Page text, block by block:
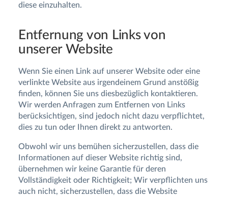
diese einzuhalten.
Entfernung von Links von
unserer Website
Wenn Sie einen Link auf unserer Website oder eine
verlinkte Website aus irgendeinem Grund anstößig
finden, können Sie uns diesbezüglich kontaktieren.
Wir werden Anfragen zum Entfernen von Links
berücksichtigen, sind jedoch nicht dazu verpflichtet,
dies zu tun oder Ihnen direkt zu antworten.
Obwohl wir uns bemühen sicherzustellen, dass die
Informationen auf dieser Website richtig sind,
übernehmen wir keine Garantie für deren
Vollständigkeit oder Richtigkeit; Wir verpflichten uns
auch nicht, sicherzustellen, dass die Website